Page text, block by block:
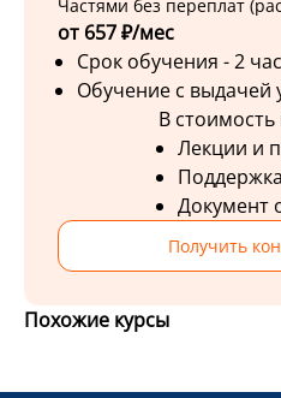
Частями без переплат
от 657 ₽/мес
Срок обучения - 2
Обучение с выдачей
В стоимость
Лекции и
Документ
Получить
Похожие курсы